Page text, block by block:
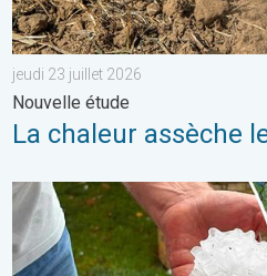
jeudi 23 juillet 2026
Nouvelle étude
La chaleur assèche
Graves dégâts causés par les